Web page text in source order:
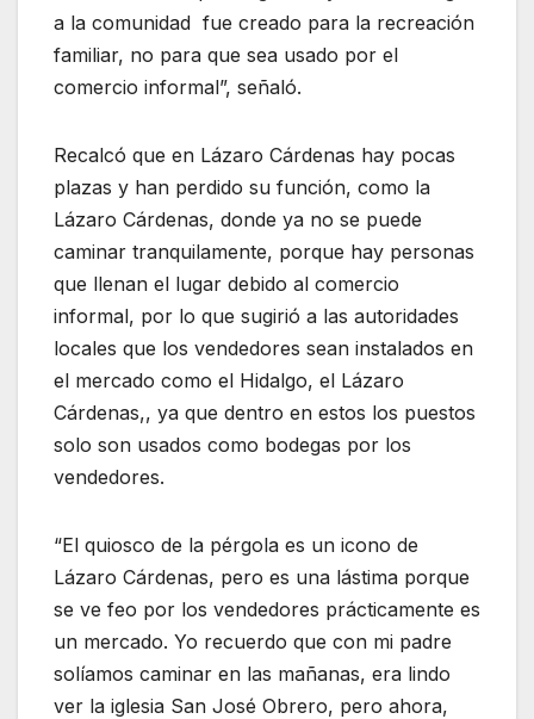
a la comunidad fue creado para la recreación
familiar, no para que sea usado por el
comercio informal”, señaló.
Recalcó que en Lázaro Cárdenas hay pocas
plazas y han perdido su función, como la
Lázaro Cárdenas, donde ya no se puede
caminar tranquilamente, porque hay personas
que llenan el lugar debido al comercio
informal, por lo que sugirió a las autoridades
locales que los vendedores sean instalados en
el mercado como el Hidalgo, el Lázaro
Cárdenas,, ya que dentro en estos los puestos
solo son usados como bodegas por los
vendedores.
“El quiosco de la pérgola es un icono de
Lázaro Cárdenas, pero es una lástima porque
se ve feo por los vendedores prácticamente es
un mercado. Yo recuerdo que con mi padre
solíamos caminar en las mañanas, era lindo
ver la iglesia San José Obrero, pero ahora,